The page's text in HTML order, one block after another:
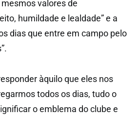
valores de
humildade e lealdade” e a
dias que entre em campo pelo
àquilo que eles nos
todos os dias, tudo o
o emblema do clube e